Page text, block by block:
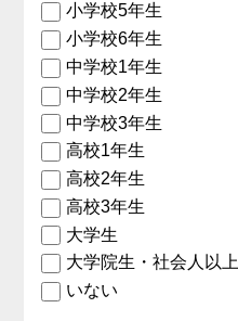
小学校5年生
小学校6年生
中学校1年生
中学校2年生
中学校3年生
高校1年生
高校2年生
高校3年生
大学生
大学院生・社会人以上
いない